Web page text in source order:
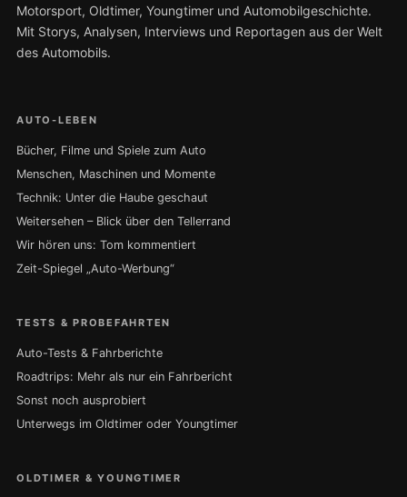
Motorsport, Oldtimer, Youngtimer und Automobilgeschichte.
Mit Storys, Analysen, Interviews und Reportagen aus der Welt
des Automobils.
AUTO-LEBEN
Bücher, Filme und Spiele zum Auto
Menschen, Maschinen und Momente
Technik: Unter die Haube geschaut
Weitersehen – Blick über den Tellerrand
Wir hören uns: Tom kommentiert
Zeit-Spiegel „Auto-Werbung“
TESTS & PROBEFAHRTEN
Auto-Tests & Fahrberichte
Roadtrips: Mehr als nur ein Fahrbericht
Sonst noch ausprobiert
Unterwegs im Oldtimer oder Youngtimer
OLDTIMER & YOUNGTIMER